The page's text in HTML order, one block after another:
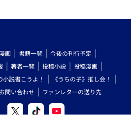
画 書籍一覧
今後の刊行予定
著者一覧 投稿小説
投稿漫画
説書こうよ！
《うちの子》推し会！
お問い合わせ ファンレターの送り先